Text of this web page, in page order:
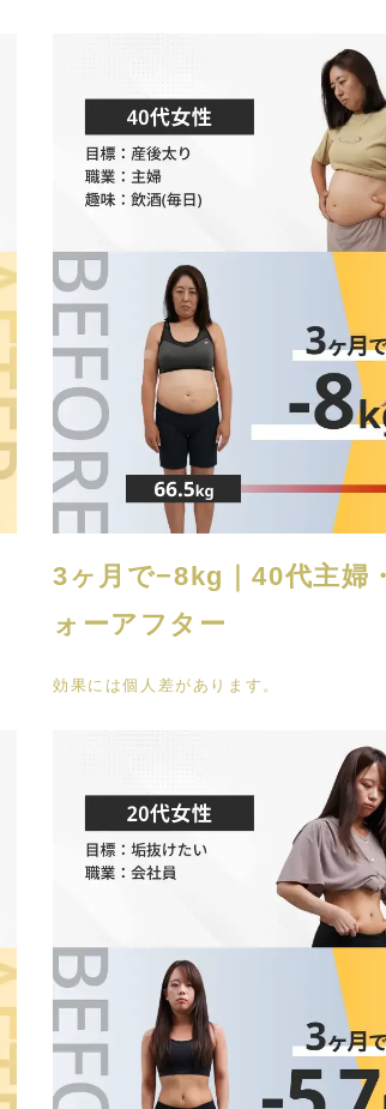
3ヶ月で−8kg｜40代主婦
ォーアフター
効果には個人差があります。